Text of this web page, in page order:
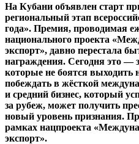
На Кубани объявлен старт
региональный этап
года». Премия, проводимая
национального проекта
экспорт», давно перестала
награждения. Сегодня это —
которые не боятся
побеждать в жёсткой
и средний бизнес, который
за рубеж, может получить
новый уровень признания.
рамках нацпроекта
экспорт».